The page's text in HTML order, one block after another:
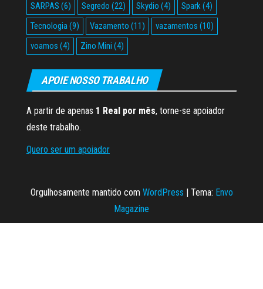
SARPAS (6) Segredo (22) Skydio (4) Spark(4)
Tecnologia(9) Vazamento (11) vazamentos (10)
voamos (4) Zino Mini (4)
APOIE NOSSO TRABALHO
A partir de apenas 1 Real por mês, torne-se apoiador
deste trabalho.
Quero ser um apoiador
Orgulhosamente mantido com WordPress Tema: Envo
Magazine